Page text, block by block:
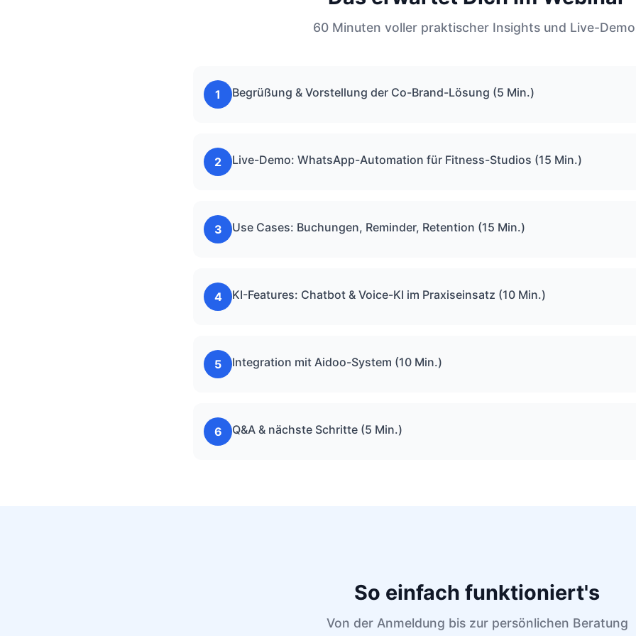
60 Minuten voller praktischer Insights und Live-
1 Begrüßung & Vorstellung der Co-Brand-Lösung (5 Min.)
2 Live-Demo: WhatsApp-Automation für Fitness-Studios (15 Min.)
3 Use Cases: Buchungen, Reminder, Retention (15 Min.)
4 KI-Features: Chatbot & Voice-KI im Praxiseinsatz (10 Min.)
5 Integration mit Aidoo-System (10 Min.)
6 Q&A & nächste Schritte (5 Min.)
So einfach funktioniert's
Von der Anmeldung bis zur persönlichen Beratung